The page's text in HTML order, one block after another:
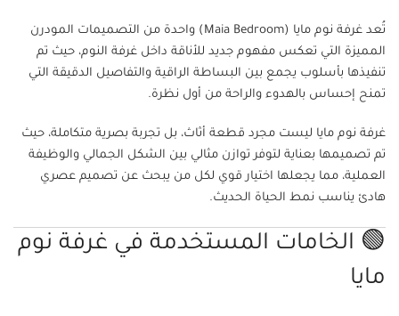
تُعد غرفة نوم مايا (Maia Bedroom) واحدة من التصميمات المودرن
المميزة التي تعكس مفهوم جديد للأناقة داخل غرفة النوم، حيث تم
تنفيذها بأسلوب يجمع بين البساطة الراقية والتفاصيل الدقيقة التي
تمنح إحساس بالهدوء والراحة من أول نظرة.
غرفة نوم مايا ليست مجرد قطعة أثاث، بل تجربة بصرية متكاملة، حيث
تم تصميمها بعناية لتوفر توازن مثالي بين الشكل الجمالي والوظيفة
العملية، مما يجعلها اختيار قوي لكل من يبحث عن تصميم عصري
هادئ يناسب نمط الحياة الحديث.
🟢 الخامات المستخدمة في غرفة نوم
مايا